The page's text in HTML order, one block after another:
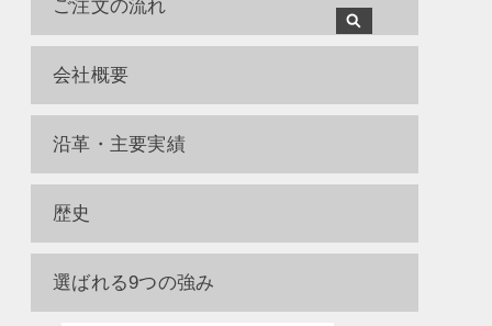
ご注文の流れ
会社概要
沿革・主要実績
歴史
選ばれる9つの強み